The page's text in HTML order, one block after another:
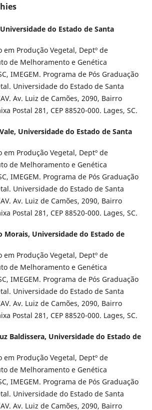
Universidade do Estado de Santa
Produção Vegetal, Deptº de
de Melhoramento e Genética
IMEGEM. Programa de Pós Graduação
Universidade do Estado de Santa
Av. Luiz de Camões, 2090, Bairro
Postal 281, CEP 88520-000. Lages, SC.
Universidade do Estado de Santa
Produção Vegetal, Deptº de
de Melhoramento e Genética
IMEGEM. Programa de Pós Graduação
Universidade do Estado de Santa
Av. Luiz de Camões, 2090, Bairro
Postal 281, CEP 88520-000. Lages, SC.
Morais, Universidade do Estado de
Produção Vegetal, Deptº de
de Melhoramento e Genética
IMEGEM. Programa de Pós Graduação
Universidade do Estado de Santa
Av. Luiz de Camões, 2090, Bairro
Postal 281, CEP 88520-000. Lages, SC.
Baldissera, Universidade do Estado de
Produção Vegetal, Deptº de
de Melhoramento e Genética
IMEGEM. Programa de Pós Graduação
Universidade do Estado de Santa
Av. Luiz de Camões, 2090, Bairro